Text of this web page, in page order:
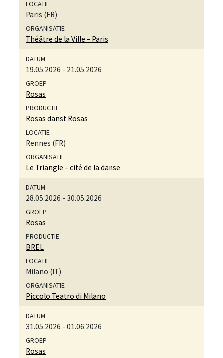
Paris (FR)
Théâtre de la Ville – Paris
19.05.2026 - 21.05.2026
Rosas
Rosas danst Rosas
Rennes (FR)
Le Triangle – cité de la danse
28.05.2026 - 30.05.2026
Rosas
BREL
Milano (IT)
Piccolo Teatro di Milano
31.05.2026 - 01.06.2026
Rosas